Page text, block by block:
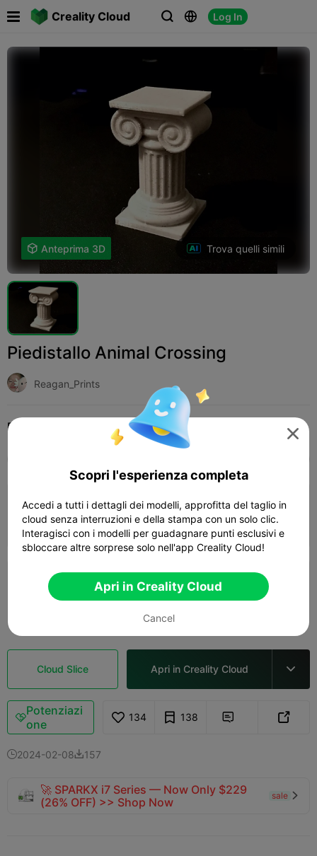
Creality Cloud   Log In
 
 Anteprima 3D Trova quelli simili
Piedistallo Animal Crossing
Reagan_Prints
Print Settings (2) Add Altro 
PLA - 0.2mm layer, 2 walls, 15% infill,
supports
 21m 34s  1 plates  7.61g
0.2mm layer, 2 walls, 15% infill
 40m 29s  1 plates  7.67g
Cloud Slice Apri in Creality Cloud 
Potenziazi
one
134 138  
2024-02-08157
🚀 SPARKX i7 Series — Now Only $229
(26% OFF) >> Shop Now
sale 

Scopri l'esperienza completa
Accedi a tutti i dettagli dei modelli, approfitta del taglio in
cloud senza interruzioni e della stampa con un solo clic.
Interagisci con i modelli per guadagnare punti esclusivi e
sbloccare altre sorprese solo nell'app Creality Cloud!
Apri in Creality Cloud
Cancel